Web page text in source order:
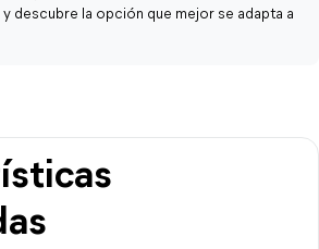
descubre la opción que mejor se adapta a